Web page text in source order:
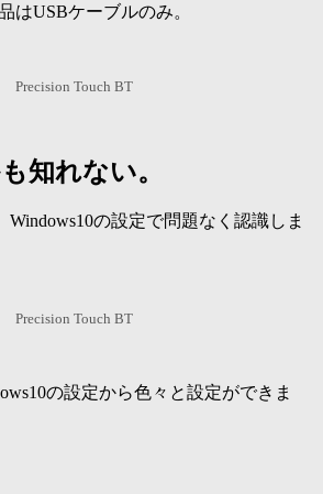
はUSBケーブルのみ。
Precision Touch BT
知れない。
Windows10の設定で問題なく認識しま
Precision Touch BT
の設定から色々と設定ができま